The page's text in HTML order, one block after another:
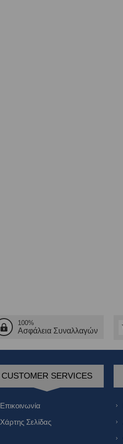
100%
Ασφάλεια Συναλλαγών
CUSTOMER SERVICES
Επικοινωνία
Χάρτης Σελίδας